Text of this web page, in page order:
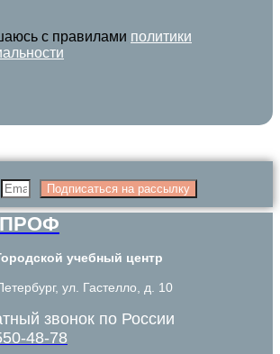
с правилами политики
Подписаться на рассылку
учебный центр
ул. Гастелло, д. 10
звонок по России
48-78